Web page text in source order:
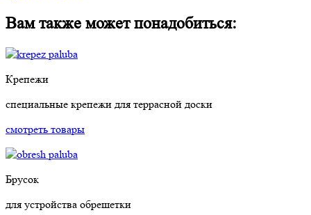
Вам также может понадобиться:
Крепежи
специальные крепежи для террасной доски
смотреть товары
Брусок
для устройства обрешетки